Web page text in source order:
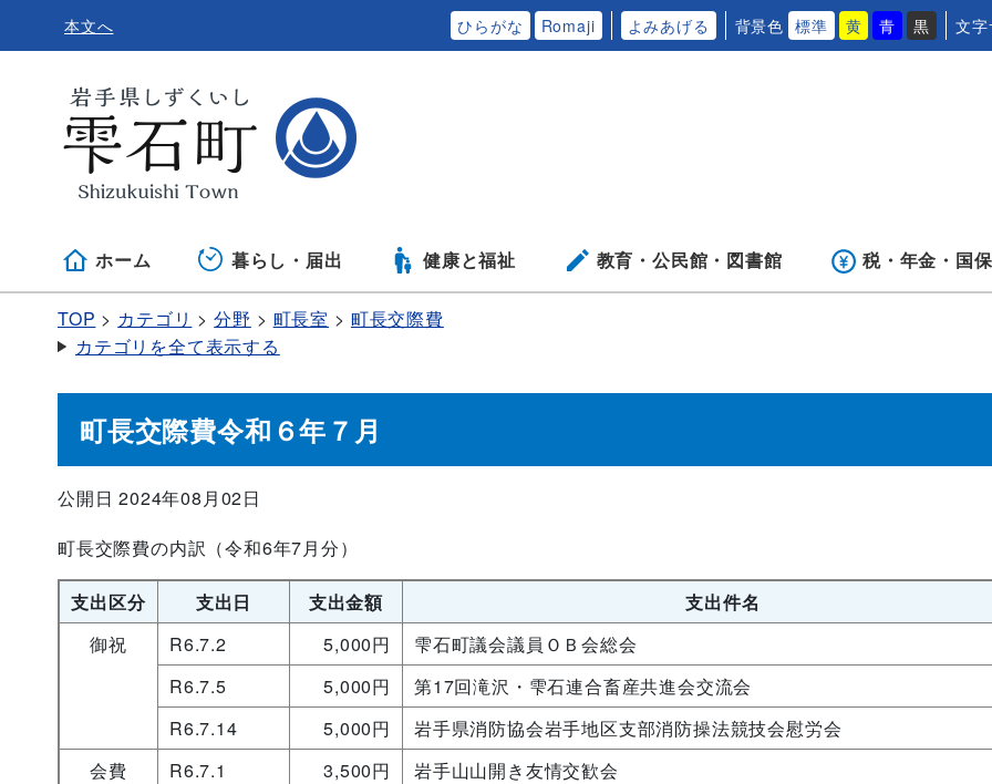
本文へ ひらがな Romaji よみあげる 背景色 標準 黄 青 黒 文字
ホーム 暮らし・届出 健康と福祉 教育・公民館・ 図書館 税・年金・ 国保
TOP カテゴリ 分野 町長室
町長交際費
カテゴリを全て表示する
町長交際費令和６年７月
公開日 2024年08月02日
町長交際費の内訳（令和6年7月分）
支出区分 支出日 支出金額
支出件名
御祝
R6.7.2 5,000円
雫石町議会議員ＯＢ会総会
R6.7.5
5,000円
第17回滝沢・雫石連合畜産共進会交流会
R6.7.14
5,000円
岩手県消防協会岩手地区支部消防操法競技会慰労会
会費
R6.7.1 3,500円
岩手山山開き友情交歓会